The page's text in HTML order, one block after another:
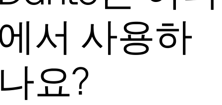
서 사용하
요?